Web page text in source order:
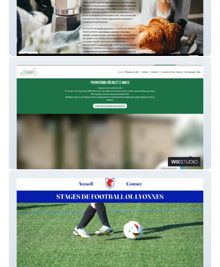
My Brunch
Charly's Bike Store Genève